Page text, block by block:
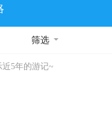
筛选
5年的游记~